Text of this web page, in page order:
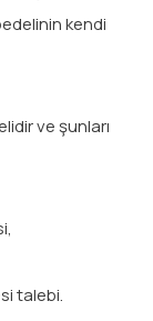
kendi
ve şunları
talebi.